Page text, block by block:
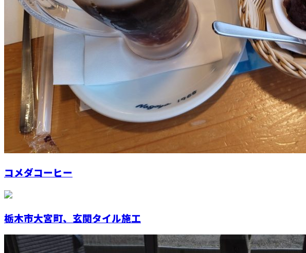
コメダコーヒー
栃木市大宮町、玄関タイル施工